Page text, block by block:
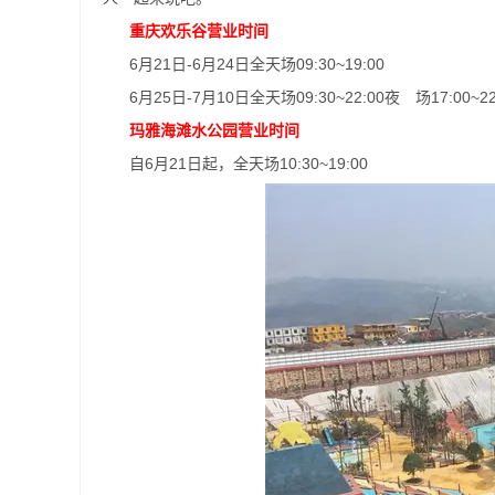
重庆欢乐谷营业时间
6月21日-6月24日全天场09:30~19:00
6月25日-7月10日全天场09:30~22:00夜 场
玛雅海滩水公园营业时间
自6月21日起，全天场10:30~19:00